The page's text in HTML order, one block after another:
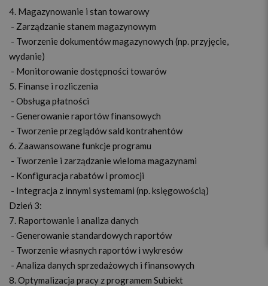
4. Magazynowanie i stan towarowy
- Zarządzanie stanem magazynowym
- Tworzenie dokumentów magazynowych (np. przyjęcie,
wydanie)
- Monitorowanie dostępności towarów
5. Finanse i rozliczenia
- Obsługa płatności
- Generowanie raportów finansowych
- Tworzenie przeglądów sald kontrahentów
6. Zaawansowane funkcje programu
- Tworzenie i zarządzanie wieloma magazynami
- Konfiguracja rabatów i promocji
- Integracja z innymi systemami (np. księgowością)
Dzień 3:
7. Raportowanie i analiza danych
- Generowanie standardowych raportów
- Tworzenie własnych raportów i wykresów
- Analiza danych sprzedażowych i finansowych
8. Optymalizacja pracy z programem Subiekt